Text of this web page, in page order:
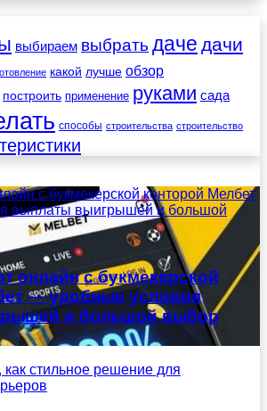
выбираем выбрать даче дачи
какой лучше обзор
построить применение руками сада
способы строительства строительство
с букмекерской конторой Мелбет
выплаты выигрышей и большой
онлайн с букмекерской
— удобные условия
и большой выбор
стильное решение для